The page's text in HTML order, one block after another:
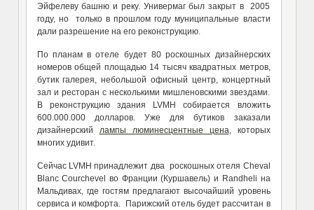
Эйфелеву башню и реку. Универмаг был закрыт в 2005
году, но только в прошлом году муниципальные власти
дали разрешение на его реконструкцию.
По планам в отеле будет 80 роскошных дизайнерских
номеров общей площадью 14 тысяч квадратных метров,
бутик галерея, небольшой офисный центр, концертный
зал и ресторан с несколькими мишленовскими звездами.
В реконструкцию здания LVMH собирается вложить
600.000.000 долларов. Уже для бутиков заказали
дизайнерский
лампы люминесцентные цена , которых
многих удивит.
Сейчас LVMH принадлежит два роскошных отеля Cheval
Blanc Courchevel во Франции (Куршавель) и Randheli на
Мальдивах, где гостям предлагают высочайший уровень
сервиса и комфорта. Парижский отель будет рассчитан в